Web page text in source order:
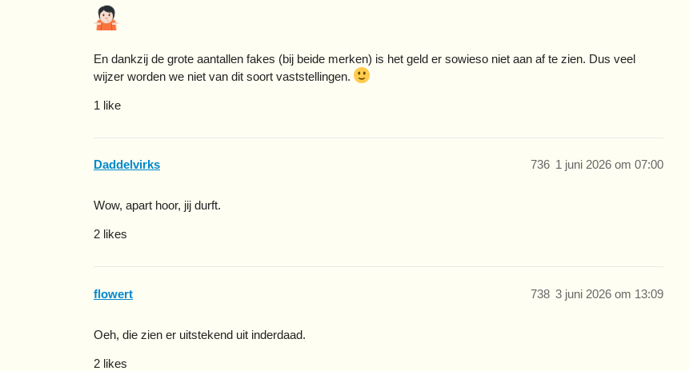
En dankzij de grote aantallen fakes (bij beide merken) is het geld er sowieso niet aan af te zien. Dus veel
wijzer worden we niet van dit soort vaststellingen.
1 like
Daddelvirks 1 juni 2026 om 07:00
736
Wow, apart hoor, jij durft.
2 likes
flowert 3 juni 2026 om 13:09
738
Oeh, die zien er uitstekend uit inderdaad.
2 likes